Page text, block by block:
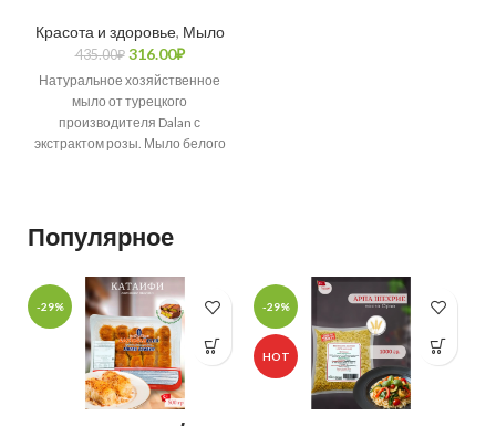
Красота и здоровье, Мыло
435.00₽ 316.00₽
Натуральное хозяйственное
мыло от турецкого
производителя Dalan с
экстрактом розы. Мыло белого
Популярное
-29% -29%
HOT